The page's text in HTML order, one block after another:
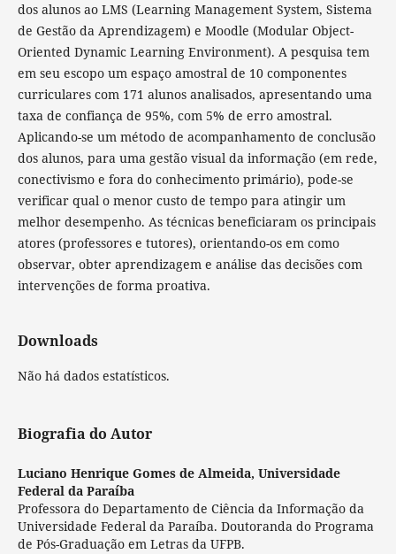
dos alunos ao LMS (Learning Management System, Sistema
de Gestão da Aprendizagem) e Moodle (Modular Object-
Oriented Dynamic Learning Environment). A pesquisa tem
em seu escopo um espaço amostral de 10 componentes
curriculares com 171 alunos analisados, apresentando uma
taxa de confiança de 95%, com 5% de erro amostral.
Aplicando-se um método de acompanhamento de conclusão
dos alunos, para uma gestão visual da informação (em rede,
conectivismo e fora do conhecimento primário), pode-se
verificar qual o menor custo de tempo para atingir um
melhor desempenho. As técnicas beneficiaram os principais
atores (professores e tutores), orientando-os em como
observar, obter aprendizagem e análise das decisões com
intervenções de forma proativa.
Downloads
Não há dados estatísticos.
Biografia do Autor
Luciano Henrique Gomes de Almeida, Universidade
Federal da Paraíba
Professora do Departamento de Ciência da Informação da
Universidade Federal da Paraíba. Doutoranda do Programa
de Pós-Graduação em Letras da UFPB.